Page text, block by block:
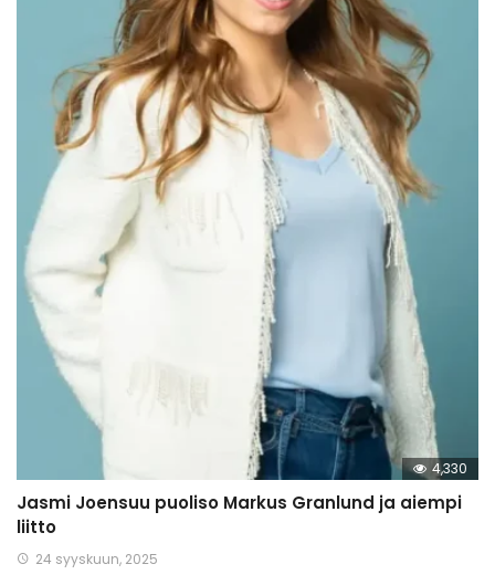
4,330
Jasmi Joensuu puoliso Markus Granlund ja aiempi
liitto
24 syyskuun, 2025